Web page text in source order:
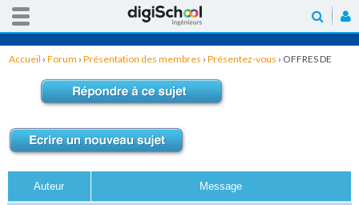
Accueil › Forum › Présentation des membres › Présentez-vous › OFFRES DE
Auteur Message